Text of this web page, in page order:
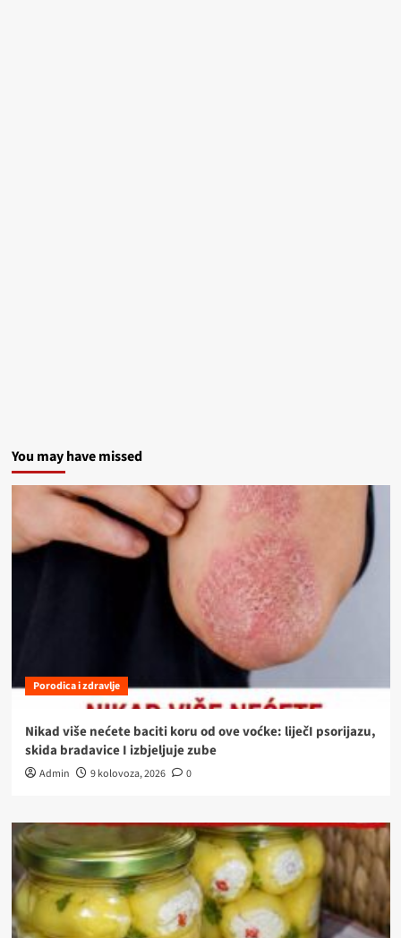
You may have missed
Porodica i zdravlje
Nikad više nećete baciti koru od ove voćke: liječI psorijazu,
skida bradavice I izbjeljuje zube
Admin 9 kolovoza, 2026 0